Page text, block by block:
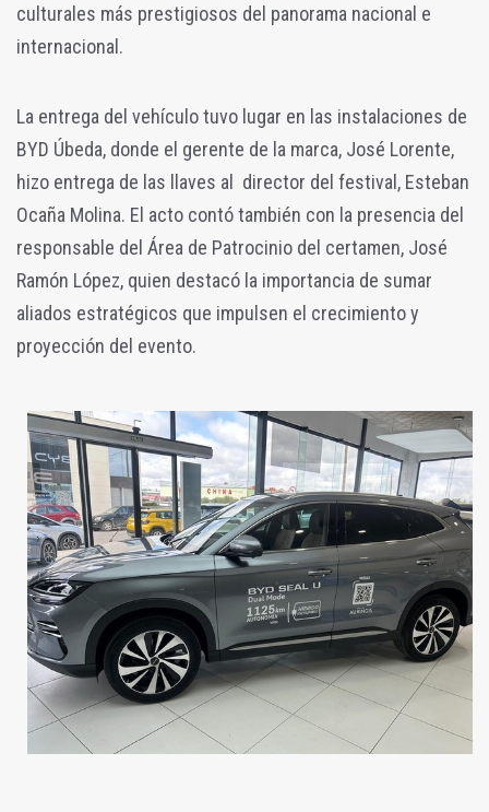
culturales más prestigiosos del panorama nacional e
internacional.
La entrega del vehículo tuvo lugar en las instalaciones de
BYD Úbeda, donde el gerente de la marca, José Lorente,
hizo entrega de las llaves al director del festival, Esteban
Ocaña Molina. El acto contó también con la presencia del
responsable del Área de Patrocinio del certamen, José
Ramón López, quien destacó la importancia de sumar
aliados estratégicos que impulsen el crecimiento y
proyección del evento.